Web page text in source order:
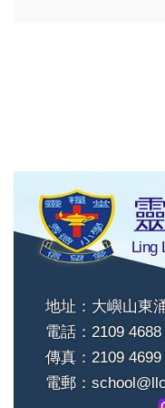
Ling
地址：大嶼山東
電話：2109 4688
傳真：2109 4699
電郵：